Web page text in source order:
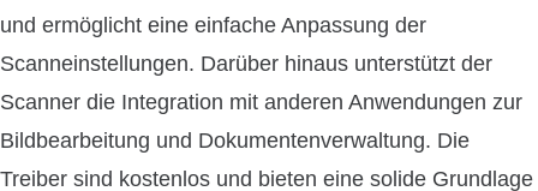
und ermöglicht eine einfache Anpassung der
Scanneinstellungen. Darüber hinaus unterstützt der
Scanner die Integration mit anderen Anwendungen zur
Bildbearbeitung und Dokumentenverwaltung. Die
Treiber sind kostenlos und bieten eine solide Grundlage